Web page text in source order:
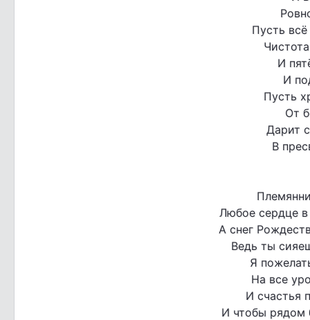
Пусть всё
И
И
Пусть
От
Дарит
В
Любое сердце в
А снег
Ведь ты
Я
На все
И счастья
И чтобы рядом